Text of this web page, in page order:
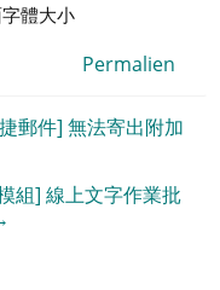
體大小
Permalien
郵件] 無法寄出附加
組] 線上文字作業批